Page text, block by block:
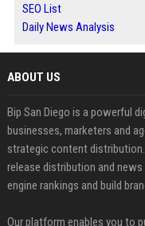
SEO List
Daily News Analysis
ABOUT US
Bip San Diego is a powerful
businesses, marketers and
strategic content
release distribution and
engine rankings and build
Our platform enables you to